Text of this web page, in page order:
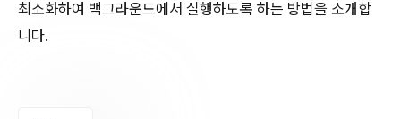
최소화하여 백그라운드에서 실행하도록 하는 방법을 소개합
니다.